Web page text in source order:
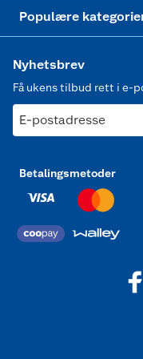
Populære
Nyhetsbrev
Få ukens tilbud rett i e-
E-postadresse
Betalingsmetoder